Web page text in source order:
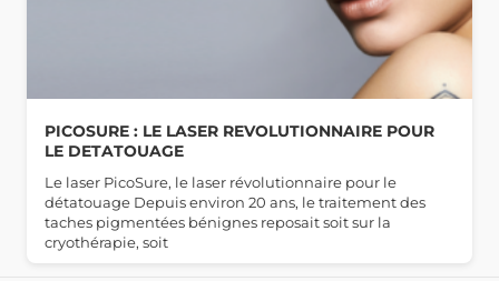
PICOSURE : LE LASER REVOLUTIONNAIRE POUR
LE DETATOUAGE
Le laser PicoSure, le laser révolutionnaire pour le
détatouage Depuis environ 20 ans, le traitement des
taches pigmentées bénignes reposait soit sur la
cryothérapie, soit